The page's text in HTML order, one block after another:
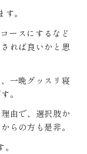
。
ースにするなど
れば良いかと思
一晩グッスリ寝
。
由で、選択肢か
らの方も是非。